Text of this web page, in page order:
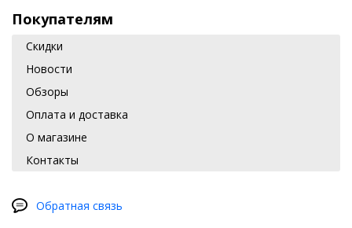
Покупателям
Скидки
Новости
Обзоры
Оплата и доставка
О магазине
Контакты
Обратная связь